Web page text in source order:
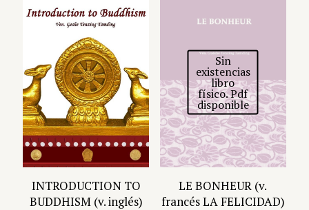
INTRODUCTION TO
BUDDHISM (v. inglés)
Sin
existencias
libro
físico. Pdf
disponible
LE BONHEUR (v.
francés LA FELICIDAD)